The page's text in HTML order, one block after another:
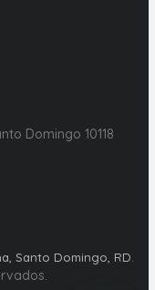
Domingo 10118
Santo Domingo, RD.